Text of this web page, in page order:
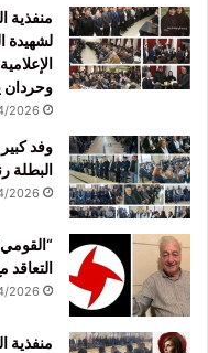
منفذية
لشهيدة
وحردان
2026
وفد
البطلة
2026
التعاقد
2026
منفذية